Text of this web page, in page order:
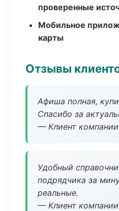
проверенные
Мобильное
карты
Отзывы
Афиша полная,
Спасибо за
— Клиент компании
Удобный
подрядчика за
реальные.
— Клиент компании